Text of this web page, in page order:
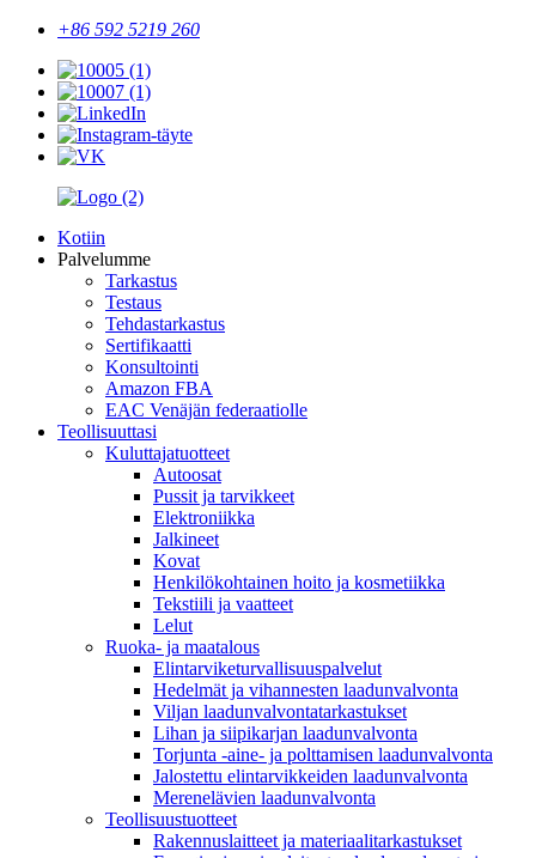
+86 592 5219 260
Kotiin
Palvelumme
Tarkastus
Testaus
Tehdastarkastus
Sertifikaatti
Konsultointi
Amazon FBA
EAC Venäjän federaatiolle
Teollisuuttasi
Kuluttajatuotteet
Autoosat
Pussit ja tarvikkeet
Elektroniikka
Jalkineet
Kovat
Henkilökohtainen hoito ja kosmetiikka
Tekstiili ja vaatteet
Lelut
Ruoka- ja maatalous
Elintarviketurvallisuuspalvelut
Hedelmät ja vihannesten laadunvalvonta
Viljan laadunvalvontatarkastukset
Lihan ja siipikarjan laadunvalvonta
Torjunta -aine- ja polttamisen laadunvalvonta
Jalostettu elintarvikkeiden laadunvalvonta
Merenelävien laadunvalvonta
Teollisuustuotteet
Rakennuslaitteet ja materiaalitarkastukset